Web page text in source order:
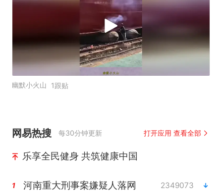
幽默小火山 1跟贴
网易热搜 每30分钟更新 打开应用 查看全部
乐享全民健身 共筑健康中国
1 河南重大刑事案嫌疑人落网 2349073